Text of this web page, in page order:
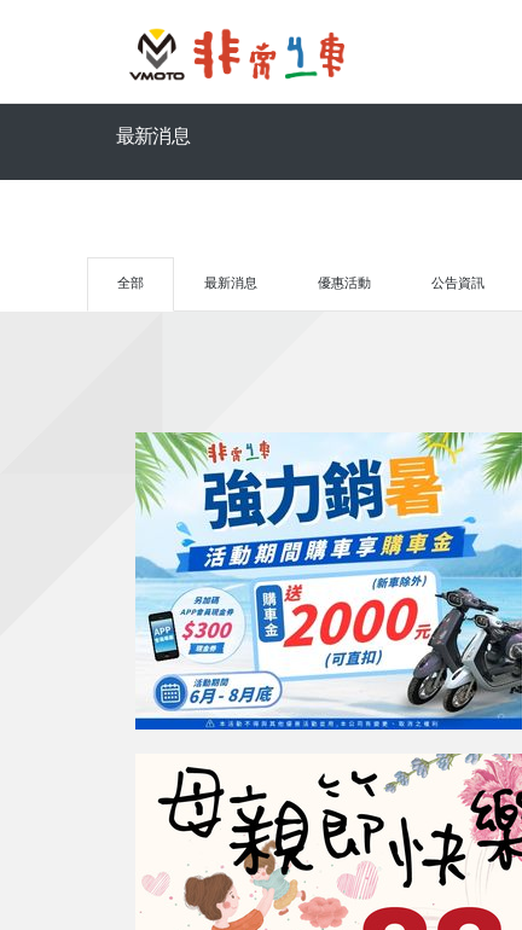
最新消息
全部 最新消息 優惠活動 公告資訊